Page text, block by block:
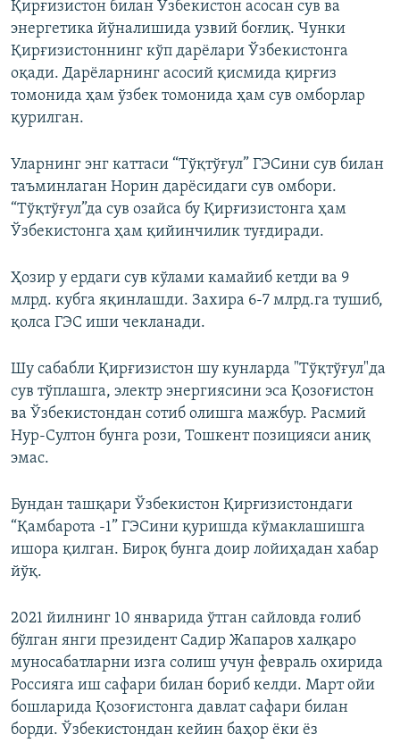
Қирғизистон билан Ўзбекистон асосан сув ва
энергетика йўналишида узвий боғлиқ. Чунки
Қирғизистоннинг кўп дарёлари Ўзбекистонга
оқади. Дарёларнинг асосий қисмида қирғиз
томонида ҳам ўзбек томонида ҳам сув омборлар
қурилган.
Уларнинг энг каттаси “Тўқтўғул” ГЭСини сув билан
таъминлаган Норин дарёсидаги сув омбори.
“Тўқтўғул”да сув озайса бу Қирғизистонга ҳам
Ўзбекистонга ҳам қийинчилик туғдиради.
Ҳозир у ердаги сув кўлами камайиб кетди ва 9
млрд. кубга яқинлашди. Захира 6-7 млрд.га тушиб,
қолса ГЭС иши чекланади.
Шу сабабли Қирғизистон шу кунларда "Тўқтўғул"да
сув тўплашга, электр энергиясини эса Қозоғистон
ва Ўзбекистондан сотиб олишга мажбур. Расмий
Нур-Султон бунга рози, Тошкент позицияси аниқ
эмас.
Бундан ташқари Ўзбекистон Қирғизистондаги
“Қамбарота -1” ГЭСини қуришда кўмаклашишга
ишора қилган. Бироқ бунга доир лойиҳадан хабар
йўқ.
2021 йилнинг 10 январида ўтган сайловда ғолиб
бўлган янги президент Садир Жапаров халқаро
муносабатларни изга солиш учун февраль охирида
Россияга иш сафари билан бориб келди. Март ойи
бошларида Қозоғистонга давлат сафари билан
борди. Ўзбекистондан кейин баҳор ёки ёз